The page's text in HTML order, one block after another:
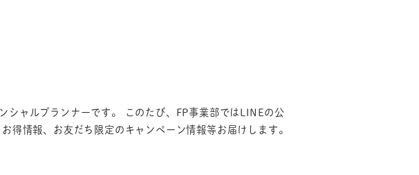
シャルプランナーです。 このたび、FP事業部ではLINEの公
得情報、お友だち限定のキャンペーン情報等お届けします。